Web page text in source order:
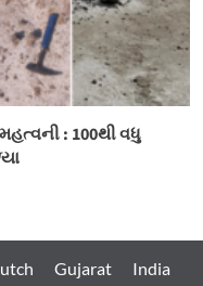
: 100થી વધુ
Gujarat
India